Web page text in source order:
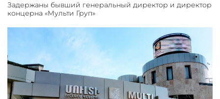
Задержаны бывший генеральный директор и директор
концерна «Мульти Груп»